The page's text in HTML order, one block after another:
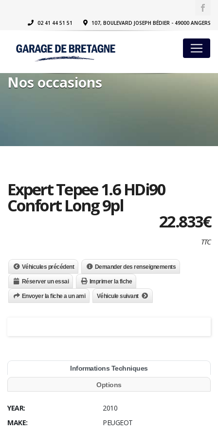
02 41 44 51 51 107, BOULEVARD JOSEPH BÉDIER - 49000 ANGERS
Nos occasions
Expert Tepee 1.6 HDi90
Confort Long 9pl
22.833€
TTC
Véhicules précédent Demander des renseignements
Réserver un essai Imprimer la fiche
Envoyer la fiche a un ami Véhicule suivant
Informations Techniques
Options
YEAR:
2010
MAKE:
PEUGEOT